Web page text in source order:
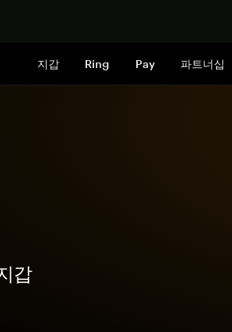
지갑 Ring Pay 파트너십
갑